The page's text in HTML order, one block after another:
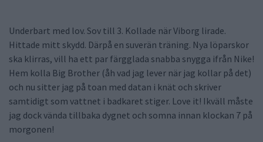
Underbart med lov. Sov till 3. Kollade när Viborg lirade.
Hittade mitt skydd. Därpå en suverän träning. Nya löparskor
ska klirras, vill ha ett par färgglada snabba snygga ifrån Nike!
Hem kolla Big Brother (åh vad jag lever när jag kollar på det)
och nu sitter jag på toan med datan i knät och skriver
samtidigt som vattnet i badkaret stiger. Love it! Ikväll måste
jag dock vända tillbaka dygnet och somna innan klockan 7 på
morgonen!